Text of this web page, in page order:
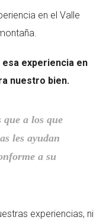
en el Valle
experiencia en
nuestro bien.
que a los que
les ayudan
a su
experiencias, ni